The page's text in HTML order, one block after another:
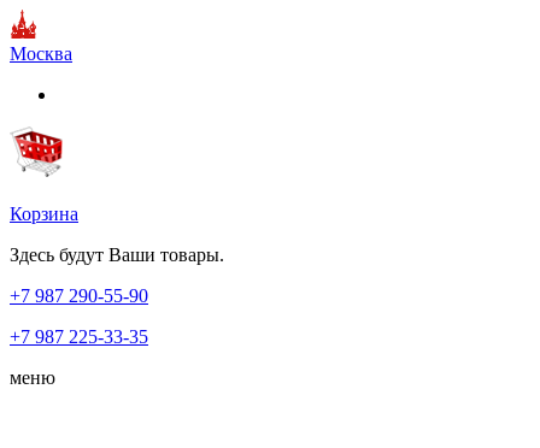
Москва
Корзина
Здесь будут Ваши товары.
+7 987 290-55-90
+7 987 225-33-35
меню